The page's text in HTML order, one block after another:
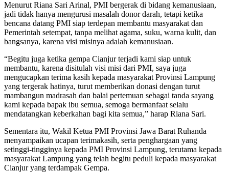
Menurut Riana Sari Arinal, PMI bergerak di bidang kemanusiaan,
jadi tidak hanya mengurusi masalah donor darah, tetapi ketika
bencana datang PMI siap terdepan membantu masyarakat dan
Pemerintah setempat, tanpa melihat agama, suku, warna kulit, dan
bangsanya, karena visi misinya adalah kemanusiaan.
“Begitu juga ketika gempa Cianjur terjadi kami siap untuk
membantu, karena disitulah visi misi dari PMI, saya juga
mengucapkan terima kasih kepada masyarakat Provinsi Lampung
yang tergerak hatinya, turut memberikan donasi dengan turut
mambangun madrasah dan balai pertemuan sebagai tanda sayang
kami kepada bapak ibu semua, semoga bermanfaat selalu
mendatangkan keberkahan bagi kita semua,” harap Riana Sari.
Sementara itu, Wakil Ketua PMI Provinsi Jawa Barat Ruhanda
menyampaikan ucapan terimakasih, serta penghargaan yang
setinggi-tingginya kepada PMI Provinsi Lampung, terutama kepada
masyarakat Lampung yang telah begitu peduli kepada masyarakat
Cianjur yang terdampak Gempa.